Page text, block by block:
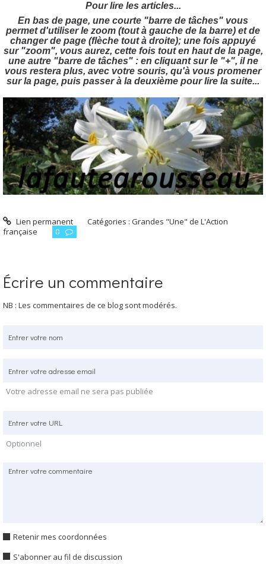
Pour lire les articles...
En bas de page, une courte "barre de tâches" vous
permet d'utiliser le zoom (tout à gauche de la barre) et de
changer de page (flèche tout à droite); une fois appuyé
sur "zoom", vous aurez, cette fois tout en haut de la page,
une autre "barre de tâches" : en cliquant sur le "+", il ne
vous restera plus, avec votre souris, qu'à vous promener
sur la page, puis passer à la deuxième pour lire la suite...
Lien permanent Catégories :Grandes "Une" de L'Action
française
0
Écrire un commentaire
NB : Les commentaires de ce blog sont modérés.
Votre adresse email ne sera pas publiée
Optionnel
Retenir mes coordonnées
S'abonner au fil de discussion